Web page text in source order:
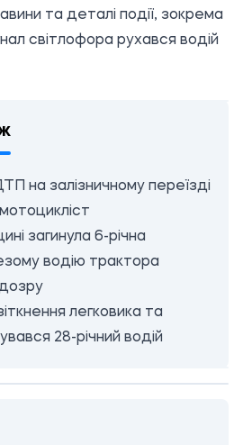
та деталі події, зокрема
світлофора рухався водій
на залізничному переїзді
загинула 6-річна
водію трактора
легковика та
28-річний водій